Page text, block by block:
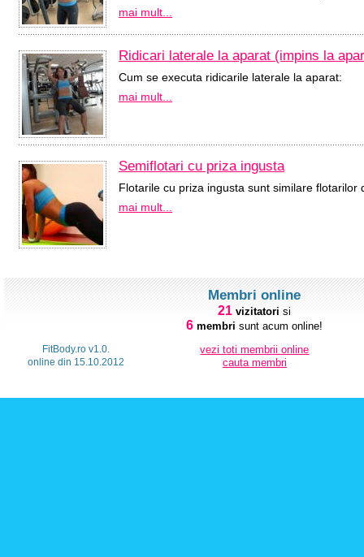
mai mult...
Ridicari laterale la aparat (impins la
Cum se executa ridicarile laterale la aparat:
mai mult...
Semiflotari cu priza ingusta
Flotarile cu priza ingusta sunt similare
mai mult...
FitBody.ro v1.0.
online din 15.10.2012
Membri online
21 vizitatori si
6 membri sunt acum online!
vezi toti membrii online
cauta membri